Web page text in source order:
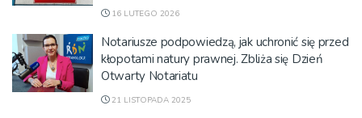
16 LUTEGO 2026
Notariusze podpowiedzą, jak uchronić się przed
kłopotami natury prawnej. Zbliża się Dzień
Otwarty Notariatu
21 LISTOPADA 2025